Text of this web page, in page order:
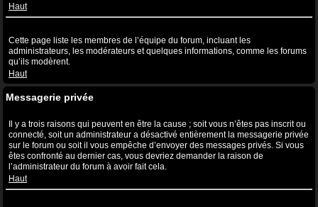
Haut
Cette page liste les membres de l’équipe du forum, incluant les
administrateurs, les modérateurs et quelques informations, comme les forums
qu’ils modèrent.
Haut
Messagerie privée
Il y a trois raisons qui peuvent en être la cause ; soit vous n’êtes pas inscrit ou
connecté, soit un administrateur a désactivé entièrement la messagerie privée
sur le forum ou soit il vous empêche d’envoyer des messages privés. Si vous
êtes confronté au dernier cas, vous devriez demander la raison de
l’administrateur du forum à avoir fait cela.
Haut